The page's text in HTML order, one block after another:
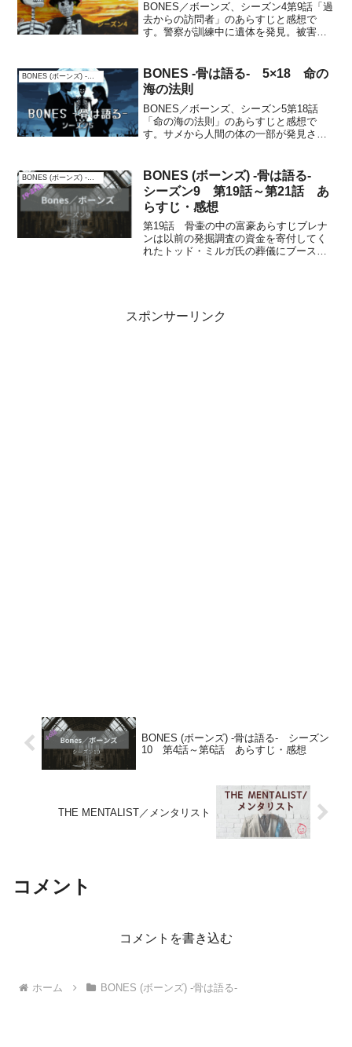
BONES／ボーンズ、シーズン4第9話「過
去からの訪問者」のあらすじと感想で
す。警察が訓練中に遺体を発見。被害者
最近再会したばかりだった。あらすじ州
警察の訓練で催涙弾を...
BONES -骨は語る- 5×18 命の
海の法則
BONES／ボーンズ、シーズン5第18話
「命の海の法則」のあらすじと感想で
す。サメから人間の体の一部が発見され
ら頭蓋骨等の骨が発見され、行方不明者
の中から被害者を特定す...
BONES (ボーンズ) -骨は語る-
シーズン9 第19話～第21話 あ
らすじ・感想
第19話 骨壷の中の富豪あらすじブレナ
ンは以前の発掘調査の資金を寄付してく
れたトッド・ミルガ氏の葬儀にブースと
スポンサーリンク
BONES (ボーンズ) -骨は語る- シーズン
10 第4話～第6話 あらすじ・感想
THE MENTALIST／メンタリスト
コメント
コメントを書き込む
ホーム BONES (ボーンズ) -骨は語る-